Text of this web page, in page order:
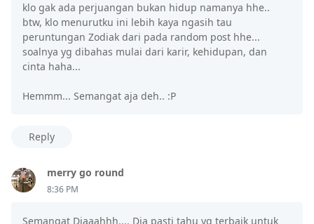
klo gak ada perjuangan bukan hidup namanya hhe..
btw, klo menurutku ini lebih kaya ngasih tau
peruntungan Zodiak dari pada random post hhe...
soalnya yg dibahas mulai dari karir, kehidupan, dan
cinta haha...
Hemmm... Semangat aja deh.. :P
Reply
merry go round
8:36 PM
Semangat Diaaahhh.... Dia pasti tahu yg terbaik untuk